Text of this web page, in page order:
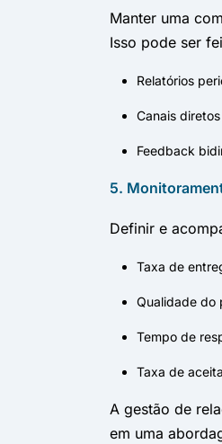
Manter uma
Isso pode ser
Relatórios
Canais
Feedback
5.
Definir e
Taxa de
Qualidade do
Tempo de
Taxa de
A gestão de
em uma